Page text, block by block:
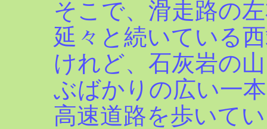
そこで、滑走路の
延々と続いている
けれど、石灰岩の
ぶばかりの広い一
高速道路を歩いて